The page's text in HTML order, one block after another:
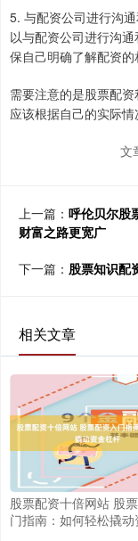
5. 与配资公司进行沟
以与配资公司进行沟
保自己明确了解配资的
需要注意的是股票配
应该根据自己的实际
文
上一篇： 呼伦贝尔股
财富之路更宽广
下一篇： 股票知识配
相关文章
股票配资十倍网站 股
门指南：如何轻松撬